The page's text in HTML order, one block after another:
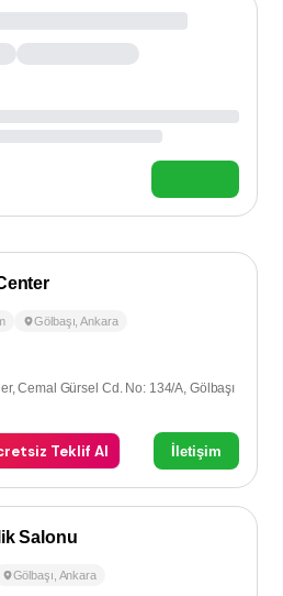
Gölbaşı ,Ankara
Cemal Gürsel Cd. No: 134/A, Gölbaşı
Teklif Al İletişim
Salonu
Gölbaşı Ankara